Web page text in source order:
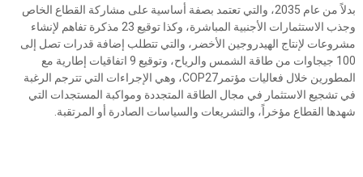
بدلاً من عام 2035، والتي تعتمد بصفة أساسية على مشاركة القطاع الخاص
وجذب الاستثمارات الأجنبية المباشرة، وكذا توقيع 23 مذكرة تفاهم لإنشاء
مشروعات لإنتاج الهيدروجين الأخضر، والتي تتطلب إضافة قدرات تصل إلى
100 جيجاوات من طاقة الشمس والرياح، وتوقيع 9 اتفاقيات إطارية مع
المطورين خلال فعاليات مؤتمرCOP27، وهي الإجراءات التي تترجم الرغبة
في تشجيع الاستثمار في مجال الطاقة المتجددة ومواكبة المستجدات التي
شهدها القطاع مؤخراً، والتشريعات والسياسات الصادرة أو المرتقبة.